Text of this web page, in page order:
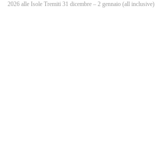
2026 alle Isole Tremiti 31 dicembre – 2 gennaio (all inclusive)